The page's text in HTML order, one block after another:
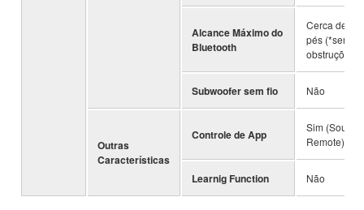
Alcance Máximo do
Bluetooth
Cerca de 10
pés (*sem
obstruções)
Subwoofer sem fio Não
Outras
Características
Controle de App
Sim (Sound
Remote)
Learnig Function Não